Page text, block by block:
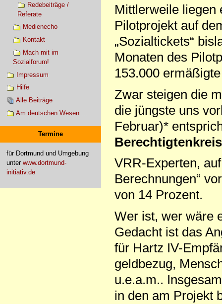
Redebeiträge /
Referate
Medienecho
Kontakt
Mach mit im
Sozialforum!
Impressum
Hilfe
Alle Beiträge
Am deutschen Wesen ...
Termine
für Dortmund und Umgebung
unter www.dortmund-
initiativ.de
Mittlerweile liegen
Pilotprojekt auf
„Sozialtickets“
Monaten des
153.000
Zwar steigen die
die jüngste uns
Februar)*
VRR-Experten,
Berechnungen“
von 14 Prozent.
Wer ist, wer wäre
Gedacht ist das
für Hartz IV-
geldbezug,
u.e.a.m..
in den am Projekt